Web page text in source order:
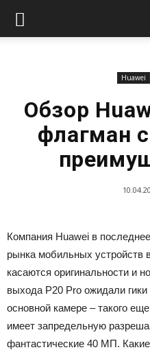
Huawei
Обзор
флагман
Компания Huawei в
рынка мобильных устройств
касаются оригинальности и
выхода P20 Pro ожидали
основной камере – такого
имеет запредельную
фантастические 40 МП.